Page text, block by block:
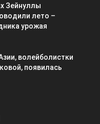
Зейнуллы
лето –
урожая
волейболистки
появилась